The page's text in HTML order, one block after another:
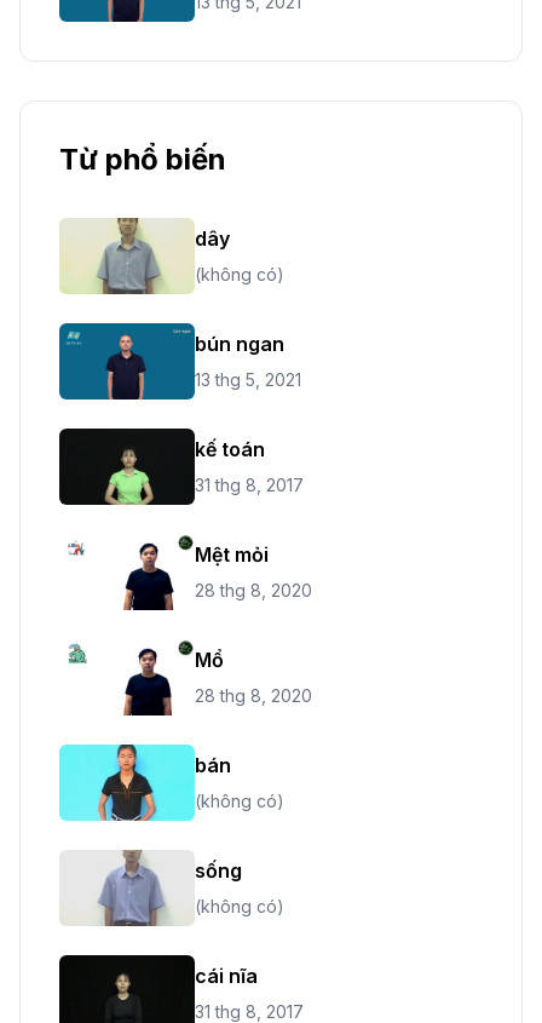
Từ phổ biến
dây
(không có)
bún ngan
13 thg 5, 2021
kế toán
31 thg 8, 2017
Mệt mỏi
28 thg 8, 2020
Mổ
28 thg 8, 2020
bán
(không có)
sống
(không có)
cái nĩa
31 thg 8, 2017